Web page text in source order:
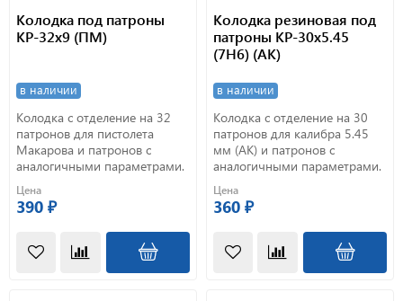
Колодка под патроны
КР-32х9 (ПМ)
в наличии
Колодка с отделение на 32
патронов для пистолета
Макарова и патронов с
аналогичными параметрами.
Цена
390 ₽
Колодка резиновая под
патроны КР-30х5.45
(7Н6) (АК)
в наличии
Колодка с отделение на 30
патронов для калибра 5.45
мм (АК) и патронов с
аналогичными параметрами.
Цена
360 ₽